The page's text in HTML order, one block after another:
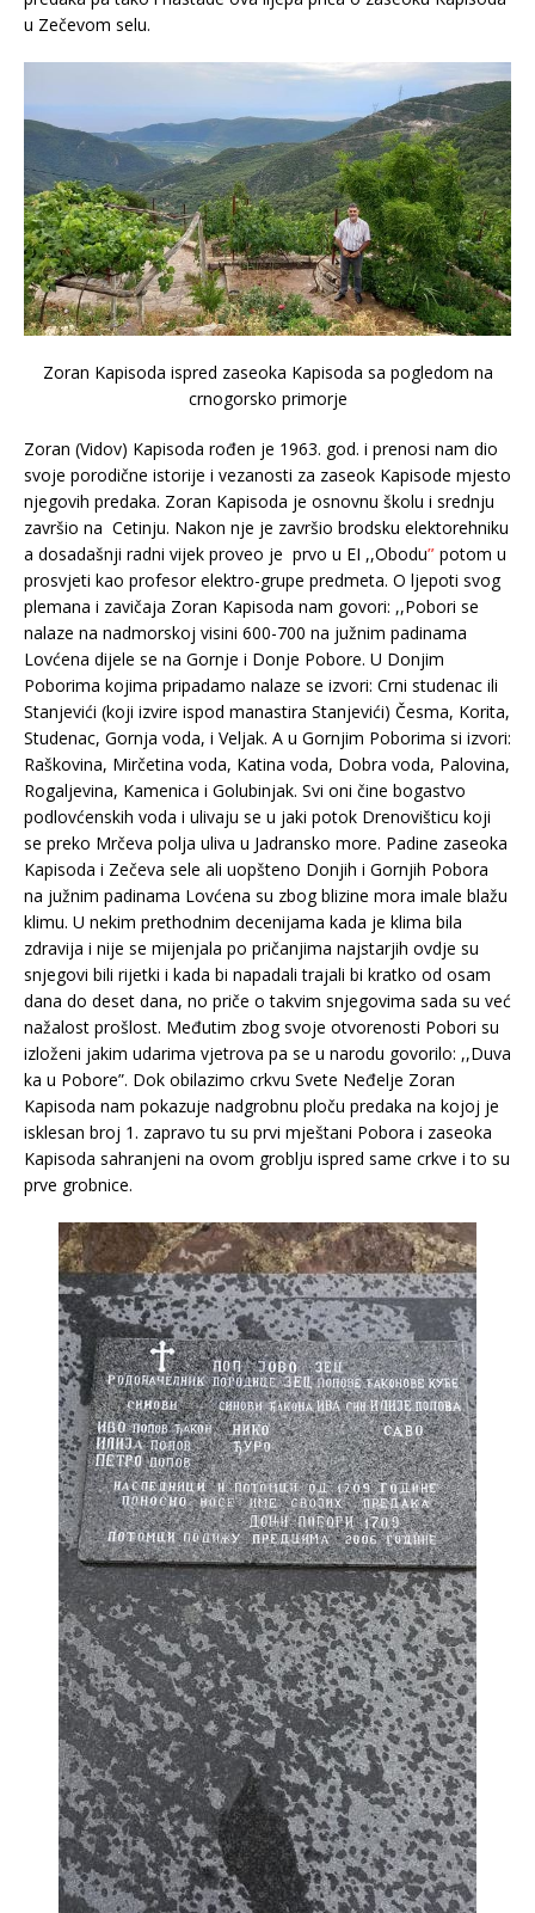
u Zečevom selu.
Zoran Kapisoda ispred zaseoka Kapisoda sa pogledom na
crnogorsko primorje
Zoran (Vidov) Kapisoda rođen je 1963. god. i prenosi nam dio
svoje porodične istorije i vezanosti za zaseok Kapisode mjesto
njegovih predaka. Zoran Kapisoda je osnovnu školu i srednju
završio na Cetinju. Nakon nje je završio brodsku elektorehniku
a dosadašnji radni vijek proveo je prvo u EI ,,Obodu” potom u
prosvjeti kao profesor elektro-grupe predmeta. O ljepoti svog
plemana i zavičaja Zoran Kapisoda nam govori: ,,Pobori se
nalaze na nadmorskoj visini 600-700 na južnim padinama
Lovćena dijele se na Gornje i Donje Pobore. U Donjim
Poborima kojima pripadamo nalaze se izvori: Crni studenac ili
Stanjevići (koji izvire ispod manastira Stanjevići) Česma, Korita,
Studenac, Gornja voda, i Veljak. A u Gornjim Poborima si izvori:
Raškovina, Mirčetina voda, Katina voda, Dobra voda, Palovina,
Rogaljevina, Kamenica i Golubinjak. Svi oni čine bogastvo
podlovćenskih voda i ulivaju se u jaki potok Drenovišticu koji
se preko Mrčeva polja uliva u Jadransko more. Padine zaseoka
Kapisoda i Zečeva sele ali uopšteno Donjih i Gornjih Pobora
na južnim padinama Lovćena su zbog blizine mora imale blažu
klimu. U nekim prethodnim decenijama kada je klima bila
zdravija i nije se mijenjala po pričanjima najstarjih ovdje su
snjegovi bili rijetki i kada bi napadali trajali bi kratko od osam
dana do deset dana, no priče o takvim snjegovima sada su već
nažalost prošlost. Međutim zbog svoje otvorenosti Pobori su
izloženi jakim udarima vjetrova pa se u narodu govorilo: ,,Duva
ka u Pobore”. Dok obilazimo crkvu Svete Neđelje Zoran
Kapisoda nam pokazuje nadgrobnu ploču predaka na kojoj je
isklesan broj 1. zapravo tu su prvi mještani Pobora i zaseoka
Kapisoda sahranjeni na ovom groblju ispred same crkve i to su
prve grobnice.